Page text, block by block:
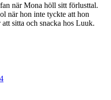
när Mona höll sitt förlusttal.
när hon inte tyckte att hon
sitta och snacka hos Luuk.